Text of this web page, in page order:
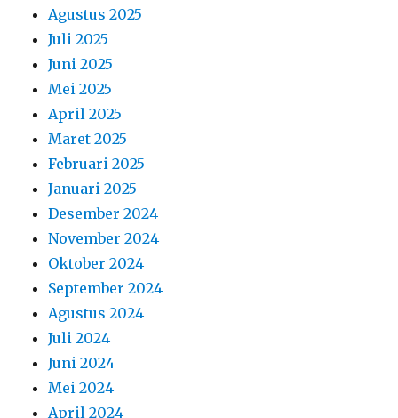
Agustus 2025
Juli 2025
Juni 2025
Mei 2025
April 2025
Maret 2025
Februari 2025
Januari 2025
Desember 2024
November 2024
Oktober 2024
September 2024
Agustus 2024
Juli 2024
Juni 2024
Mei 2024
April 2024